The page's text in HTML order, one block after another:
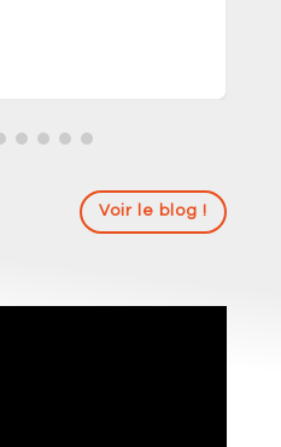
Voir le blog !